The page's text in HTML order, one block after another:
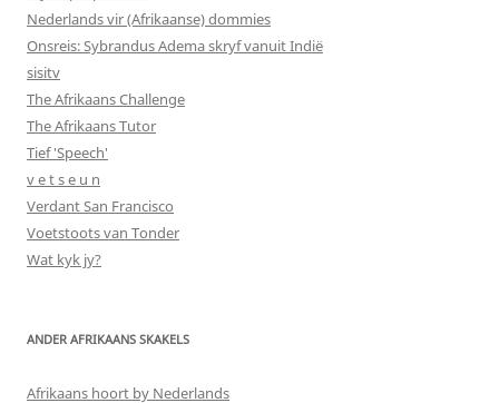
Nederlands vir (Afrikaanse) dommies
Onsreis: Sybrandus Adema skryf vanuit Indië
sisitv
The Afrikaans Challenge
The Afrikaans Tutor
Tief 'Speech'
v e t s e u n
Verdant San Francisco
Voetstoots van Tonder
Wat kyk jy?
ANDER AFRIKAANS SKAKELS
Afrikaans hoort by Nederlands